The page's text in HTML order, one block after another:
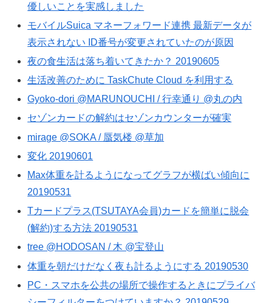
優しいことを実感しました
モバイルSuica マネーフォワード連携 最新データが
表示されない ID番号が変更されていたのが原因
夜の食生活は落ち着いてきたか？ 20190605
生活改善のために TaskChute Cloud を利用する
Gyoko-dori @MARUNOUCHI / 行幸通り @丸の内
セゾンカードの解約はセゾンカウンターが確実
mirage @SOKA / 蜃気楼 @草加
変化 20190601
Max体重を計るようになってグラフが横ばい傾向に
20190531
Tカードプラス(TSUTAYA会員)カードを簡単に脱会
(解約)する方法 20190531
tree @HODOSAN / 木 @宝登山
体重を朝だけだなく夜も計るようにする 20190530
PC・スマホを公共の場所で操作するときにプライバ